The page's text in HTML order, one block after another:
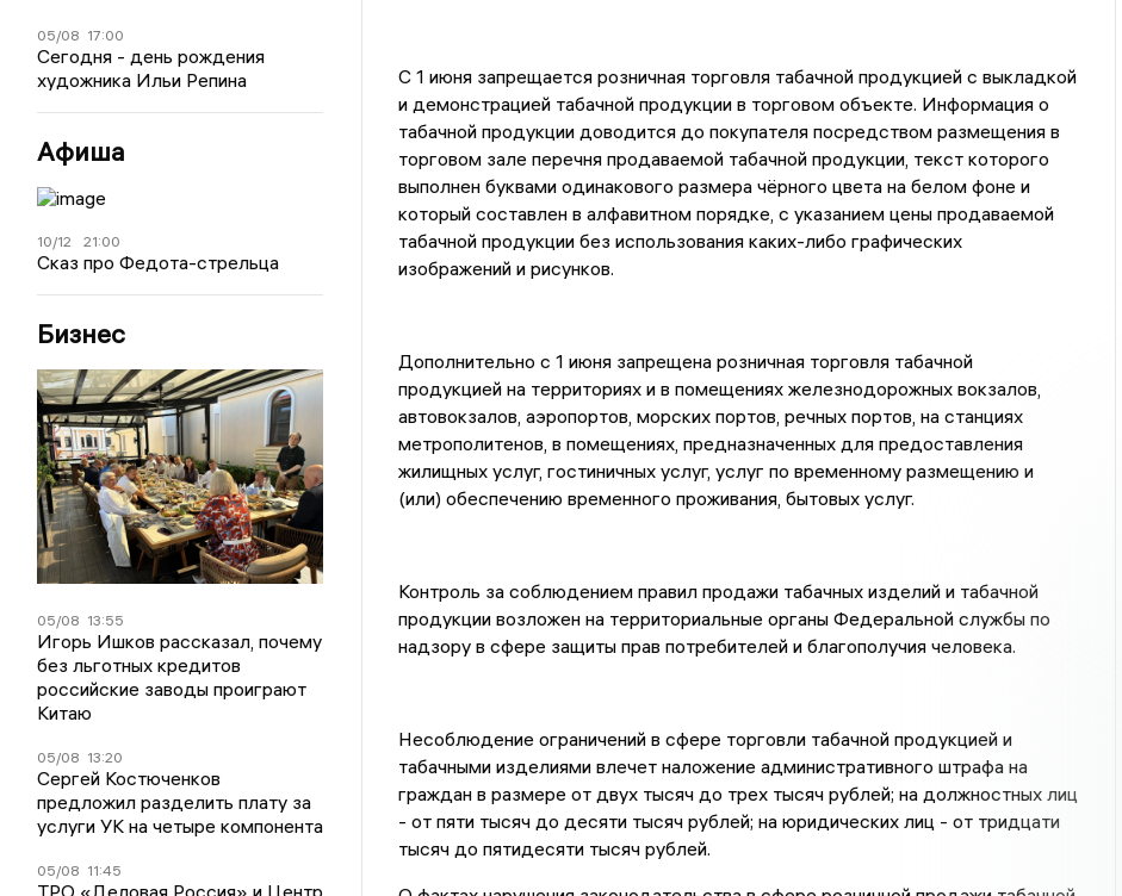
05/08 17:00
Сегодня - день рождения
художника Ильи Репина
Афиша
10/12 21:00
Сказ про Федота-стрельца
Бизнес
05/08 13:55
Игорь Ишков рассказал, почему
без льготных кредитов
российские заводы проиграют
Китаю
05/08 13:20
Сергей Костюченков
предложил разделить плату за
услуги УК на четыре компонента
05/08 11:45
ТРО «Деловая Россия» и Центр
С 1 июня запрещается розничная торговля табачной продукцией с выкладкой
и демонстрацией табачной продукции в торговом объекте. Информация о
табачной продукции доводится до покупателя посредством размещения в
торговом зале перечня продаваемой табачной продукции, текст которого
выполнен буквами одинакового размера чёрного цвета на белом фоне и
который составлен в алфавитном порядке, с указанием цены продаваемой
табачной продукции без использования каких-либо графических
изображений и рисунков.
Дополнительно с 1 июня запрещена розничная торговля табачной
продукцией на территориях и в помещениях железнодорожных вокзалов,
автовокзалов, аэропортов, морских портов, речных портов, на станциях
метрополитенов, в помещениях, предназначенных для предоставления
жилищных услуг, гостиничных услуг, услуг по временному размещению и
(или) обеспечению временного проживания, бытовых услуг.
Контроль за соблюдением правил продажи табачных изделий и табачной
продукции возложен на территориальные органы Федеральной службы по
надзору в сфере защиты прав потребителей и благополучия человека.
Несоблюдение ограничений в сфере торговли табачной продукцией и
табачными изделиями влечет наложение административного штрафа на
граждан в размере от двух тысяч до трех тысяч рублей; на должностных лиц
- от пяти тысяч до десяти тысяч рублей; на юридических лиц - от тридцати
тысяч до пятидесяти тысяч рублей.